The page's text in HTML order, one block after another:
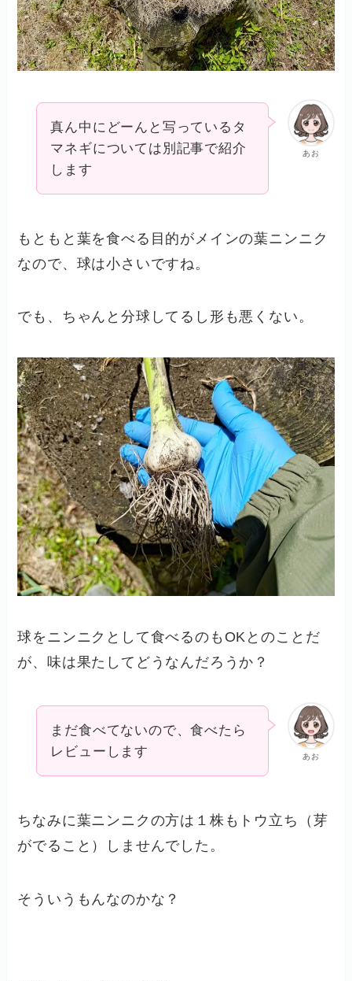
あお
真ん中にどーんと写っているタ
マネギについては別記事で紹介
します
もともと葉を食べる目的がメインの葉ニンニク
なので、球は小さいですね。
でも、ちゃんと分球してるし形も悪くない。
球をニンニクとして食べるのもOKとのことだ
が、味は果たしてどうなんだろうか？
あお
まだ食べてないので、食べたら
レビューします
ちなみに葉ニンニクの方は１株もトウ立ち（芽
がでること）しませんでした。
そういうもんなのかな？